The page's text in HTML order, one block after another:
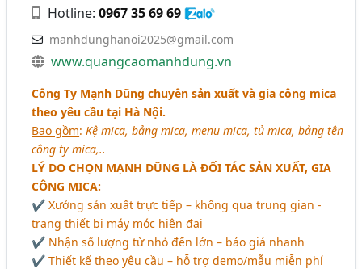
Hotline:0967 35 69 69
manhdunghanoi2025@gmail.com
www.quangcaomanhdung.vn
Công Ty Mạnh Dũng chuyên sản xuất và gia công mica
theo yêu cầu tại Hà Nội.
Bao gồm:Kệ mica, bảng mica, menu mica, tủ mica, bảng tên
công ty mica,..
LÝ DO CHỌN MẠNH DŨNG LÀ ĐỐI TÁC SẢN XUẤT, GIA
CÔNG MICA:
✔ Xưởng sản xuất trực tiếp – không qua trung gian -
trang thiết bị máy móc hiện đại
✔ Nhận số lượng từ nhỏ đến lớn – báo giá nhanh
✔ Thiết kế theo yêu cầu – hỗ trợ demo/mẫu miễn phí